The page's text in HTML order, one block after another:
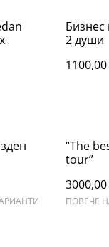
Бизнес
2 души
1100,00
“The
tour”
3000,00
ПОВЕЧЕ